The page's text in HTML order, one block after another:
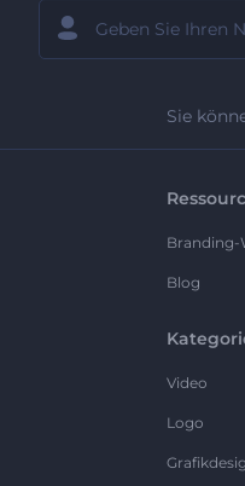
Sie
Branding-
Blog
Video
Logo